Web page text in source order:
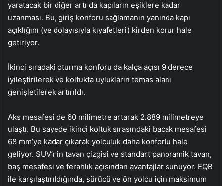
yaratacak bir diğer artı da kapıların eşiklere kadar
uzanması. Bu, giriş konforu sağlamanın yanında kapı
açıklığını (ve dolayısıyla kıyafetleri) kirden korur hale
getiriyor.
İkinci sıradaki oturma konforu da kalça açısı 9 derece
iyileştirilerek ve koltukta uylukların temas alanı
genişletilerek artırıldı.
Aks mesafesi de 60 milimetre artarak 2.889 milimetreye
ulaştı. Bu sayede ikinci koltuk sırasındaki bacak mesafesi
68 mm’ye kadar çıkarak yolculuk daha konforlu hale
geliyor. SUV’nin tavan çizgisi ve standart panoramik tavan,
baş mesafesi ve ferahlık açısından avantajlar sunuyor. EQB
ile karşılaştırıldığında, sürücü ve ön yolcu için maksimum